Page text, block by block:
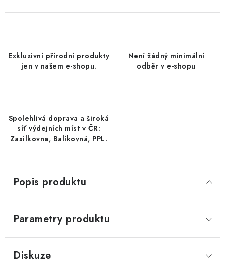
LYOFILIZOVANÉ OVOCE
KOŘENÍ / TEKUTÁ OCHUCOVADLA/OMÁČKY
SUŠENÉ OVOCE / MERUŇKY SÍŘENÉ / MERUŇKY
LYOFILIZOVANÉ OVOCE / MANGO
LYOFILIZOVANÉ OVOCE / JAHODY
Exkluzivní přírodní produkty
jen v našem e-shopu.
Není žádný minimální
odběr v e-shopu
Spolehlivá doprava a široká
síť výdejních míst v ČR:
Zasilkovna, Balíkovná, PPL.
Popis produktu
Parametry produktu
Diskuze